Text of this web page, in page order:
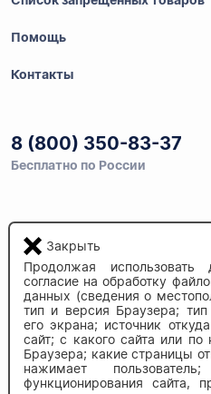
Помощь
Контакты
8 (800) 350-83-37
Бесплатно по России
Напишите нам
info@auau.market
236027, г.Калининград
ул.Калязинская 6, оф. 2
Закрыть
Продолжая
согласие на обработку
данных (сведения о
тип и версия Браузера;
его экрана; источник
сайт; с какого сайта или
Браузера; какие страницы
нажимает
функционирования сайта,